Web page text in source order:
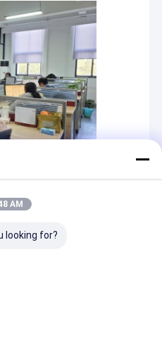
わせ、解決を処理する専門のサ
学の企業の開発を促進すること
ロッパ、北アメリカの中間の東
供する、等のビーバーのプロダ
に使用され、200枚のペーパー
年に出版されるために写し出
規格ISO 19807-2のための国内
。さらに、ビーバーは質の管理
びISO 13485確立し。ビーバー
NMPAのクラスIが証明書ある。
各ステップに製品品質が規則お
を保障するために品質管理を、
AM
looking for?